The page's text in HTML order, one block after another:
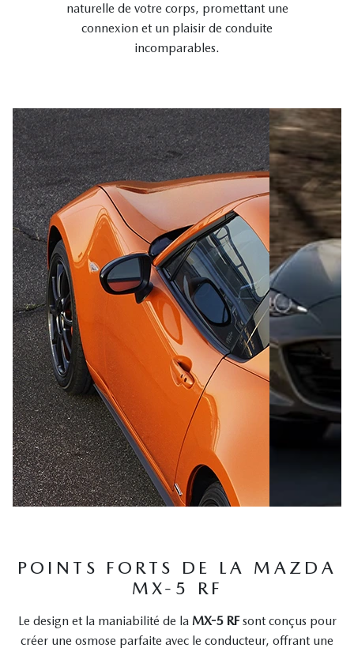
naturelle de votre corps, promettant une
connexion et un plaisir de conduite
incomparables.
POINTS FORTS DE LA MAZDA
MX-5 RF
Le design et la maniabilité de la MX-5 RFsont conçus pour
créer une osmose parfaite avec le conducteur, offrant une